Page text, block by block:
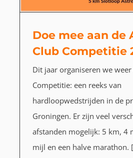
Doe mee aan de
Club Competitie
Dit jaar organiseren we
Competitie: een reeks van
hardloopwedstrijden in de
Groningen. Er zijn veel
afstanden mogelijk: 5 km, 4
mijl en een halve marathon.